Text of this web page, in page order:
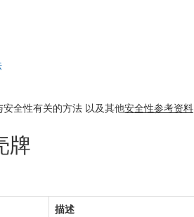
安全性有关的方法 以及其他安全性参考资料
牌
描述